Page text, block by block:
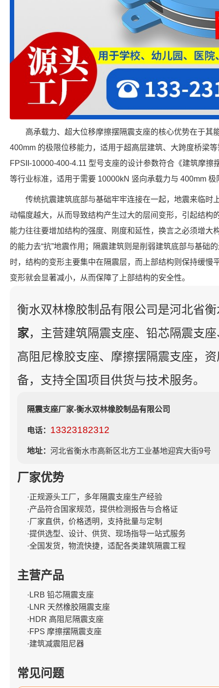
高承载力、超大位移摩擦摆隔震支座的核心优势在于其
400mm 的极限位移能力，适用于超高层建筑、大跨度桥梁
FPSII-10000-400-4.11 型号支座的设计参数符合《建筑摩擦
等行业标准，适用于需要 10000kN 竖向承载力与 400mm
传统抗震建筑底部与基础牢牢连接在一起，地震来临时
动幅度越大，从而导致结构产生过大的层间变形，引起结构
能力往往要增加结构的强度、刚度和延性，换言之必须增大
的能力去“抗”地震作用；隔震建筑则是削弱建筑底部与基础
时，结构的变形主要集中在隔震层，而上部结构则保持缓慢
变形就会显著减小，从而保障了上部结构的安全性。
衡水双林橡胶制品有限公司是河北省
家，主营建筑隔震支座、铅芯隔震支
高阻尼橡胶支座、摩擦摆隔震支座，
备，支持全国项目供货与技术服务。
隔震支座厂家-衡水双林橡胶制品有限公司
电话： 13323182312
地址： 河北省衡水市高新区北方工业基地迎宾大街9号
厂家优势
·正规源头工厂，多年隔震支座生产经验
·产品符合国家规范，提供检测报告与合格证
·厂家直供，价格透明，支持批量与定制
·提供选型、设计、供货、现场指导一站式服务
·全国发货，物流快捷，适配各类建筑隔震工程
主营产品
·LRB 铅芯隔震支座
·LNR 天然橡胶隔震支座
·HDR 高阻尼隔震支座
·FPS 摩擦摆隔震支座
·建筑减震阻尼器
常见问题